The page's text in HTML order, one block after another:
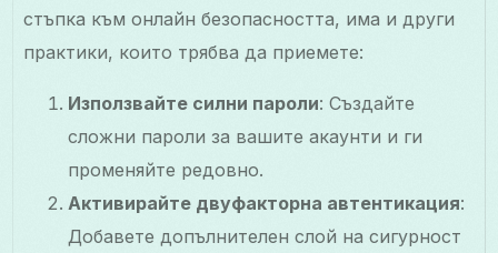
стъпка към онлайн безопасността, има и други
практики, които трябва да приемете:
Използвайте силни пароли: Създайте
сложни пароли за вашите акаунти и ги
променяйте редовно.
Активирайте двуфакторна автентикация:
Добавете допълнителен слой на сигурност